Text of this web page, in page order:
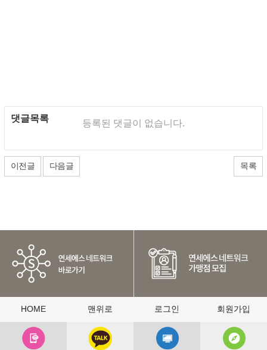
댓글목록 등록된 댓글이 없습니다.
이전글 다음글 목록
HOME 맨위로 로그인 회원가입